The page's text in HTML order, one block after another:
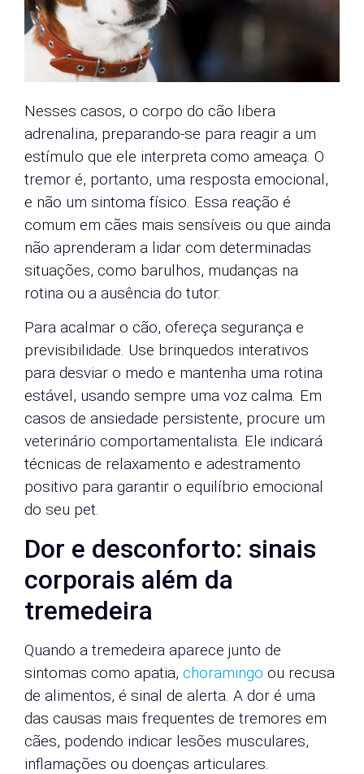
Nesses casos, o corpo do cão libera
adrenalina, preparando-se para reagir a um
estímulo que ele interpreta como ameaça. O
tremor é, portanto, uma resposta emocional,
e não um sintoma físico. Essa reação é
comum em cães mais sensíveis ou que ainda
não aprenderam a lidar com determinadas
situações, como barulhos, mudanças na
rotina ou a ausência do tutor.
Para acalmar o cão, ofereça segurança e
previsibilidade. Use brinquedos interativos
para desviar o medo e mantenha uma rotina
estável, usando sempre uma voz calma. Em
casos de ansiedade persistente, procure um
veterinário comportamentalista. Ele indicará
técnicas de relaxamento e adestramento
positivo para garantir o equilíbrio emocional
do seu pet.
Dor e desconforto: sinais
corporais além da
tremedeira
Quando a tremedeira aparece junto de
sintomas como apatia, choramingo ou recusa
de alimentos, é sinal de alerta. A dor é uma
das causas mais frequentes de tremores em
cães, podendo indicar lesões musculares,
inflamações ou doenças articulares.